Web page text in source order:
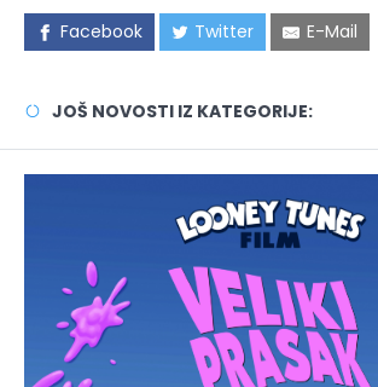
Facebook Twitter E-Mail
JOŠ NOVOSTI IZ KATEGORIJE: